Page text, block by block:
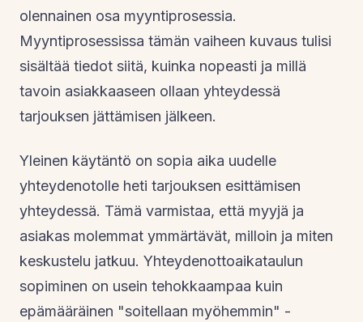
olennainen osa myyntiprosessia.
Myyntiprosessissa tämän vaiheen kuvaus tulisi
sisältää tiedot siitä, kuinka nopeasti ja millä
tavoin asiakkaaseen ollaan yhteydessä
tarjouksen jättämisen jälkeen.
Yleinen käytäntö on sopia aika uudelle
yhteydenotolle heti tarjouksen esittämisen
yhteydessä. Tämä varmistaa, että myyjä ja
asiakas molemmat ymmärtävät, milloin ja miten
keskustelu jatkuu. Yhteydenottoaikataulun
sopiminen on usein tehokkaampaa kuin
epämääräinen "soitellaan myöhemmin" -